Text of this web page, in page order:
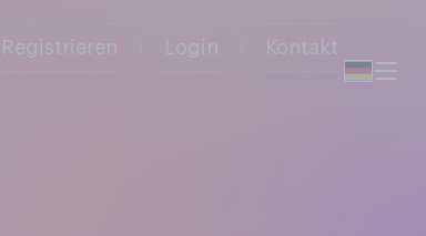
Registrieren Login Kontakt